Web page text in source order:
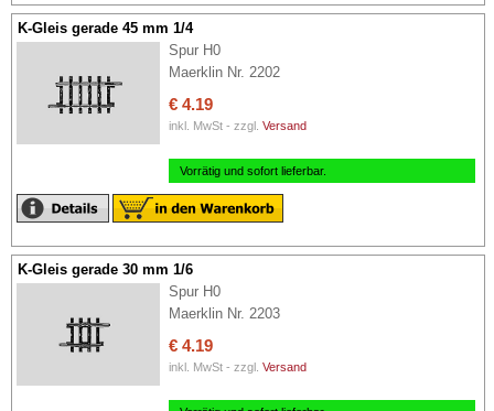
K-Gleis gerade 45 mm 1/4
Spur H0
Maerklin Nr. 2202
€ 4.19
inkl. MwSt - zzgl. Versand
Vorrätig und sofort lieferbar.
K-Gleis gerade 30 mm 1/6
Spur H0
Maerklin Nr. 2203
€ 4.19
inkl. MwSt - zzgl. Versand